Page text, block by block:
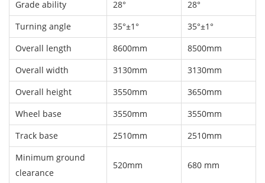
Grade ability
28°
28°
Turning angle
35°±1°
35°±1°
Overall length
8600mm
8500mm
Overall width
3130mm
3130mm
Overall height
3550mm
3650mm
Wheel base
3550mm
3550mm
Track base
2510mm
2510mm
Minimum ground
clearance
520mm 680 mm